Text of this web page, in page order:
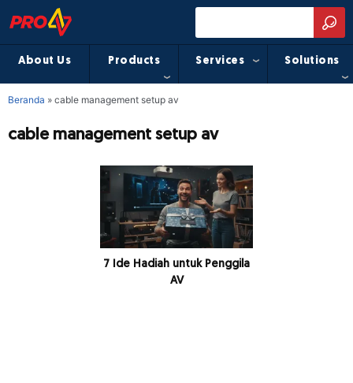
About Us Products Services Solutions
Beranda » cable management setup av
cable management setup av
7 Ide Hadiah untuk Penggila
AV